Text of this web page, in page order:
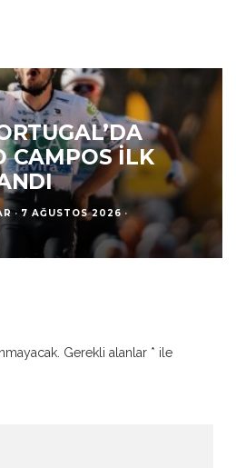
İLK
7 AĞUSTOS 2026 ·
Gerekli alanlar * ile